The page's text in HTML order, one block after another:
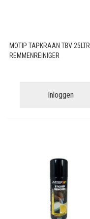
MOTIP TAPKRAAN TBV 25LTR
REMMENREINIGER
Inloggen